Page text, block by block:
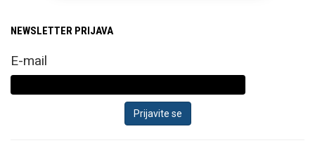
NEWSLETTER PRIJAVA
E-mail